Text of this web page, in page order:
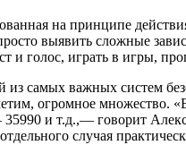
на принципе
выявить сложные
и голос, играть в игры,
самых важных систем
огромное множество.
и т.д.,— говорит
случая